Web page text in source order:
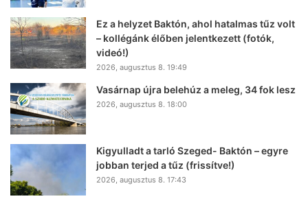
Ez a helyzet Baktón, ahol hatalmas tűz volt
– kollégánk élőben jelentkezett (fotók,
videó!)
2026, augusztus 8. 19:49
Vasárnap újra belehúz a meleg, 34 fok lesz
2026, augusztus 8. 18:00
Kigyulladt a tarló Szeged- Baktón – egyre
jobban terjed a tűz (frissítve!)
2026, augusztus 8. 17:43